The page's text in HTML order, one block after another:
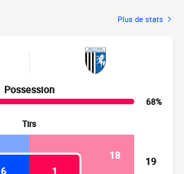
Plus de stats
Possession
68%
Tirs
18
6
1
19